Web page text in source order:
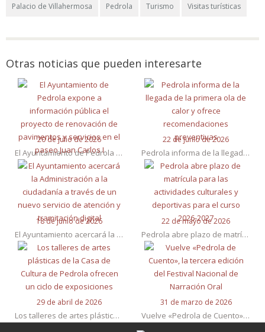
Palacio de Villahermosa Pedrola Turismo Visitas turísticas
Otras noticias que pueden interesarte
20 de julio de 2026
El Ayuntamiento de Pedrola expone a información pública el proyecto de renovación de pavimentos y servicios en el paseo Juan Carlos I
22 de junio de 2026
Pedrola informa de la llegada de la primera ola de calor y ofrece recomendaciones preventivas
18 de junio de 2026
El Ayuntamiento acercará la Administración a la ciudadanía a través de un nuevo servicio de atención y tramitación digital
22 de mayo de 2026
Pedrola abre plazo de matrícula para las actividades culturales y deportivas para el curso 2026-2027
29 de abril de 2026
Los talleres de artes plásticas de la Casa de Cultura de Pedrola ofrecen un ciclo de exposiciones
31 de marzo de 2026
Vuelve «Pedrola de Cuento», la tercera edición del Festival Nacional de Narración Oral